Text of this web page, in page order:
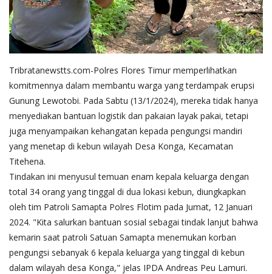
Tribratanewstts.com-Polres Flores Timur memperlihatkan
komitmennya dalam membantu warga yang terdampak erupsi
Gunung Lewotobi. Pada Sabtu (13/1/2024), mereka tidak hanya
menyediakan bantuan logistik dan pakaian layak pakai, tetapi
juga menyampaikan kehangatan kepada pengungsi mandiri
yang menetap di kebun wilayah Desa Konga, Kecamatan
Titehena.
Tindakan ini menyusul temuan enam kepala keluarga dengan
total 34 orang yang tinggal di dua lokasi kebun, diungkapkan
oleh tim Patroli Samapta Polres Flotim pada Jumat, 12 Januari
2024. "Kita salurkan bantuan sosial sebagai tindak lanjut bahwa
kemarin saat patroli Satuan Samapta menemukan korban
pengungsi sebanyak 6 kepala keluarga yang tinggal di kebun
dalam wilayah desa Konga," jelas IPDA Andreas Peu Lamuri.